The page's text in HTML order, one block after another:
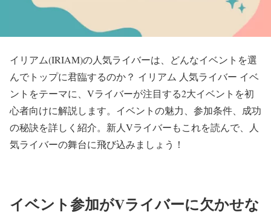
イリアム(IRIAM)の人気ライバーは、どんなイベントを選
んでトップに君臨するのか？ イリアム 人気ライバー イベ
ントをテーマに、Vライバーが注目する2大イベントを初
心者向けに解説します。イベントの魅力、参加条件、成功
の秘訣を詳しく紹介。新人Vライバーもこれを読んで、人
気ライバーの舞台に飛び込みましょう！
イベント参加がVライバーに欠かせな